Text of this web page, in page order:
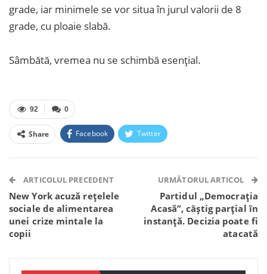
grade, iar minimele se vor situa în jurul valorii de 8
grade, cu ploaie slabă.
Sâmbătă, vremea nu se schimbă esențial.
0
92
Share Facebook Twitter
Telegram WhatsApp Viber
ARTICOLUL PRECEDENT
New York acuză rețelele
sociale de alimentarea
unei crize mintale la
copii
URMĂTORUL ARTICOL
Partidul „Democrația
Acasă”, câștig parțial în
instanță. Decizia poate fi
atacată